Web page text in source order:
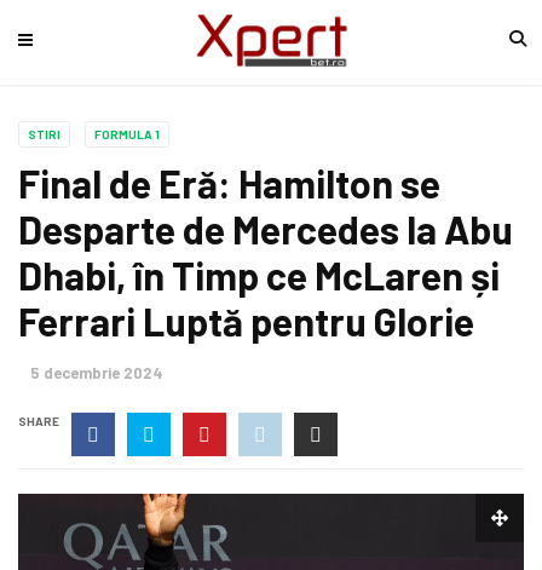
STIRI FORMULA 1
Final de Eră: Hamilton se
Desparte de Mercedes la Abu
Dhabi, în Timp ce McLaren și
Ferrari Luptă pentru Glorie
5 decembrie 2024
SHARE